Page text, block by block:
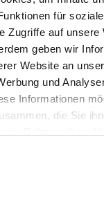
für
Zugriffe auf unsere
geben wir
Website an
und
Informationen
die Sie